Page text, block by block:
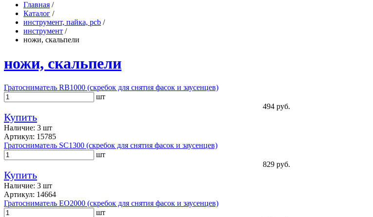
Главная /
Каталог /
инструмент, пайка, pcb /
инструмент /
ножи, скальпели
ножи, скальпели
Гратосниматель RB1000 (скребок для снятия фасок и заусенцев)
шт
494 руб.
Купить
Наличие: 3 шт
Артикул: 15785
Гратосниматель SC1300 (скребок для снятия фасок и заусенцев)
шт
829 руб.
Купить
Наличие: 3 шт
Артикул: 14664
Гратосниматель EO2000 (скребок для снятия фасок и заусенцев)
шт